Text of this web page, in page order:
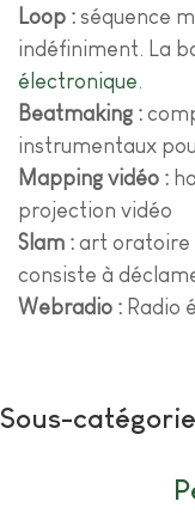
Loop : séquence
indéfiniment. La
électronique.
Beatmaking :
instrumentaux
Mapping vidéo :
projection vidéo
Slam : art oratoire
consiste à
Webradio : Radio
Sous-